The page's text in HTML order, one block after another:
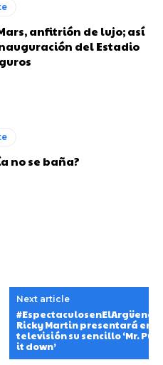
anfitrión de lujo; así
del Estadio
no se baña?
Next article
#EspectaculosenElArgüende
Ricky Martin presentará en
televisión su sencillo ‘Mr. Put
it down’